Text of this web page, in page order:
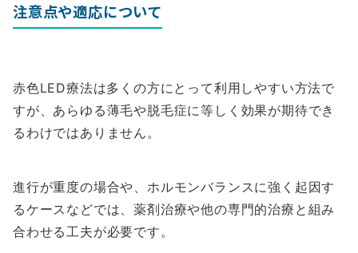
注意点や適応について
赤色LED療法は多くの方にとって利用しやすい方法で
すが、あらゆる薄毛や脱毛症に等しく効果が期待でき
るわけではありません。
進行が重度の場合や、ホルモンバランスに強く起因す
るケースなどでは、薬剤治療や他の専門的治療と組み
合わせる工夫が必要です。